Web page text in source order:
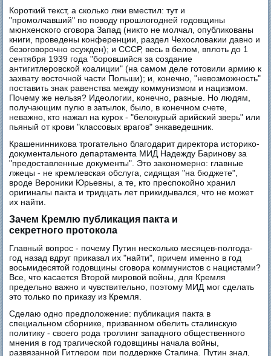
Короткий текст, а сколько лжи вместил: тут и
"промолчавший" по поводу прошлогодней годовщины
мюнхенского сговора Запад (никто не молчал, опубликованы
книги, проведены конференции, раздел Чехословакии давно и
безоговорочно осужден); и СССР, весь в белом, вплоть до 1
сентября 1939 года "боровшийся за создание
антигитлеровской коалиции" (на самом деле готовили армию к
захвату восточной части Польши); и, конечно, "невозможность"
поставить знак равенства между коммунизмом и нацизмом.
Почему же нельзя? Идеологии, конечно, разные. Но людям,
получающим пулю в затылок, было, в конечном счете,
неважно, кто нажал на курок - "белокурый арийский зверь" или
пьяный от крови "классовых врагов" энкаведешник.
Крашенинникова трогательно благодарит директора историко-
документального департамента МИД Надежду Баринову за
"предоставленные документы". Это закономерно: главные
лжецы - не кремлевская обслуга, сидящая "на бюджете",
вроде Вероники Юрьевны, а те, кто преспокойно хранил
оригиналы пакта и тридцать лет прикидывался, что не может
их найти.
Зачем Кремлю публикация пакта и
секретного протокола
Главный вопрос - почему Путин несколько месяцев-полгода-
год назад вдруг приказал их "найти", причем именно в год
восьмидесятой годовщины сговора коммунистов с нацистами?
Все, что касается Второй мировой войны, для Кремля
предельно важно и чувствительно, поэтому МИД мог сделать
это только по приказу из Кремля.
Сделаю одно предположение: публикация пакта в
специальном сборнике, призванном обелить сталинскую
политику - своего рода троллинг западного общественного
мнения в год трагической годовщины начала войны,
развязанной Гитлером при поддержке Сталина. Путин знал,